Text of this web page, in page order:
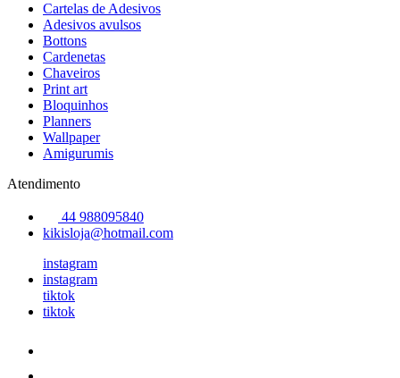
Cartelas de Adesivos
Adesivos avulsos
Bottons
Cardenetas
Chaveiros
Print art
Bloquinhos
Planners
Wallpaper
Amigurumis
Atendimento
44 988095840
kikisloja@hotmail.com
instagram
instagram
tiktok
tiktok